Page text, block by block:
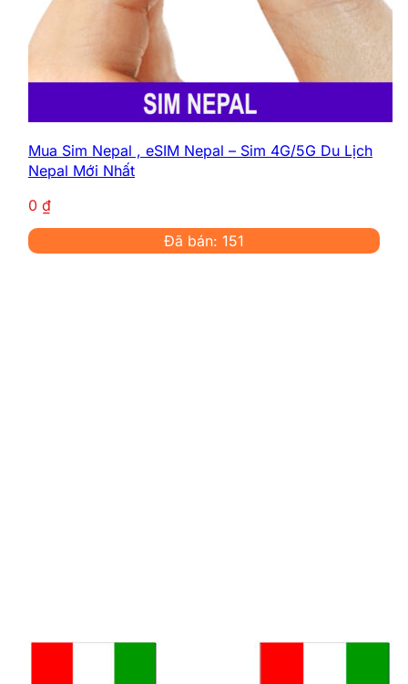
Mua Sim Nepal , eSIM Nepal – Sim 4G/5G Du Lịch
Nepal Mới Nhất
0 ₫
Đã bán: 151